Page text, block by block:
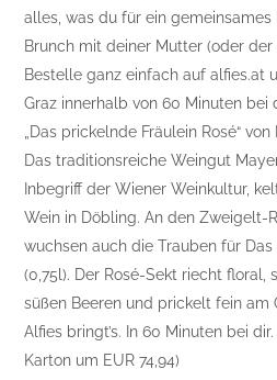
alles, was du für ein gemeinsames
Brunch mit deiner Mutter (oder
Bestelle ganz einfach auf alfies.at
Graz innerhalb von 60 Minuten bei
„Das prickelnde Fräulein Rosé“
Das traditionsreiche Weingut
Inbegriff der Wiener Weinkultur,
Wein in Döbling. An den Zweigelt-
wuchsen auch die Trauben für
(0,75l). Der Rosé-Sekt riecht
süßen Beeren und prickelt fein am
Alfies bringt’s. In 60 Minuten bei dir.
Karton um EUR 74,94)